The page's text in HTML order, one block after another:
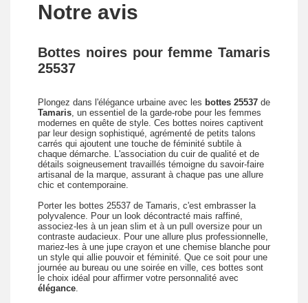
Notre avis
Bottes noires pour femme Tamaris
25537
Plongez dans l'élégance urbaine avec les bottes 25537 de
Tamaris, un essentiel de la garde-robe pour les femmes
modernes en quête de style. Ces bottes noires captivent
par leur design sophistiqué, agrémenté de petits talons
carrés qui ajoutent une touche de féminité subtile à
chaque démarche. L'association du cuir de qualité et de
détails soigneusement travaillés témoigne du savoir-faire
artisanal de la marque, assurant à chaque pas une allure
chic et contemporaine.
Porter les bottes 25537 de Tamaris, c'est embrasser la
polyvalence. Pour un look décontracté mais raffiné,
associez-les à un jean slim et à un pull oversize pour un
contraste audacieux. Pour une allure plus professionnelle,
mariez-les à une jupe crayon et une chemise blanche pour
un style qui allie pouvoir et féminité. Que ce soit pour une
journée au bureau ou une soirée en ville, ces bottes sont
le choix idéal pour affirmer votre personnalité avec
élégance.